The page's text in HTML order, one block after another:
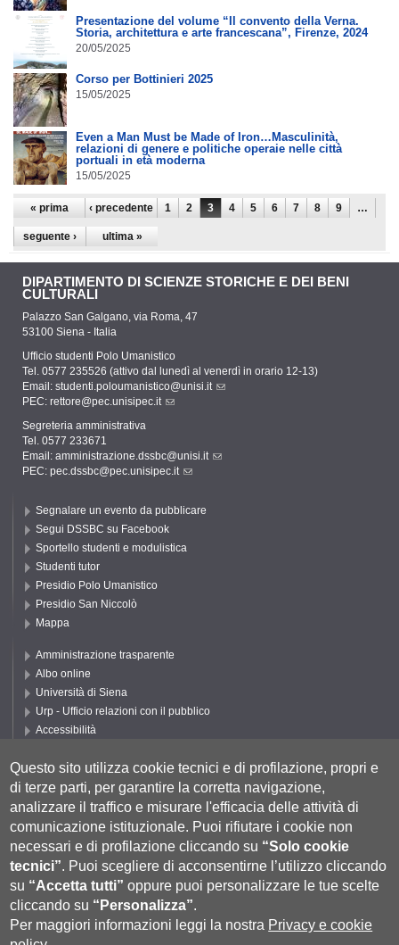
Presentazione del volume “Il convento della Verna.
Storia, architettura e arte francescana”, Firenze, 2024
20/05/2025
Corso per Bottinieri 2025
15/05/2025
Even a Man Must be Made of Iron…Masculinità,
relazioni di genere e politiche operaie nelle città
portuali in età moderna
15/05/2025
Pagine
« prima ‹ precedente 1 2 3 4 5 6 7 8 9 …
seguente › ultima »
DIPARTIMENTO DI SCIENZE STORICHE E DEI BENI
CULTURALI
Palazzo San Galgano, via Roma, 47
53100 Siena - Italia
Ufficio studenti Polo Umanistico
Tel. 0577 235526 (attivo dal lunedì al venerdì in orario 12-13)
Email: studenti.poloumanistico@unisi.it
PEC: rettore@pec.unisipec.it
Segreteria amministrativa
Tel. 0577 233671
Email: amministrazione.dssbc@unisi.it
PEC: pec.dssbc@pec.unisipec.it
Segnalare un evento da pubblicare
Segui DSSBC su Facebook
Sportello studenti e modulistica
Studenti tutor
Presidio Polo Umanistico
Presidio San Niccolò
Mappa
Amministrazione trasparente
Albo online
Università di Siena
Urp - Ufficio relazioni con il pubblico
Accessibilità
Cookie settings
Segui UNISI
Questo sito utilizza cookie tecnici e di profilazione, propri e
di terze parti, per garantire la corretta navigazione,
analizzare il traffico e misurare l'efficacia delle attività di
comunicazione istituzionale. Puoi rifiutare i cookie non
necessari e di profilazione cliccando su “Solo cookie
tecnici”. Puoi scegliere di acconsentirne l’utilizzo cliccando
su “Accetta tutti” oppure puoi personalizzare le tue scelte
cliccando su “Personalizza”.
Per maggiori informazioni leggi la nostra Privacy e cookie